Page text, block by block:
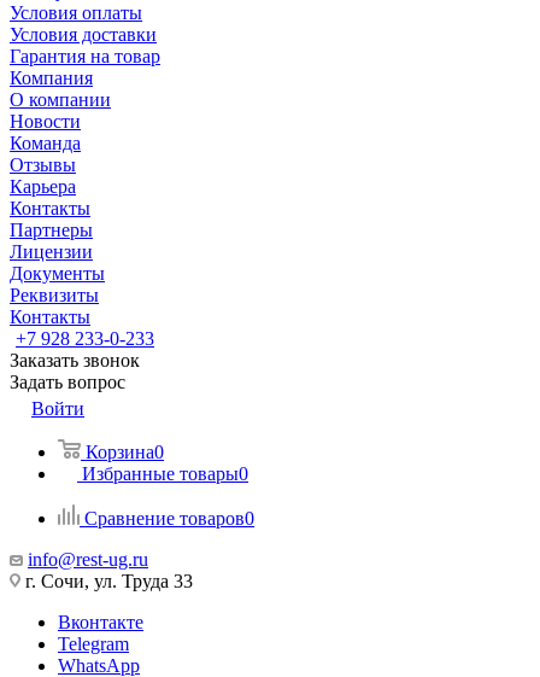
Условия оплаты
Условия доставки
Гарантия на товар
Компания
О компании
Новости
Команда
Отзывы
Карьера
Контакты
Партнеры
Лицензии
Документы
Реквизиты
Контакты
+7 928 233-0-233
Заказать звонок
Задать вопрос
Войти
Корзина0
Избранные товары0
Сравнение товаров0
info@rest-ug.ru
г. Сочи, ул. Труда 33
Вконтакте
Telegram
WhatsApp